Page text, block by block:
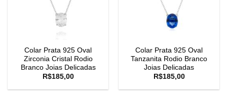
Colar Prata 925 Oval
Zirconia Cristal Rodio
Branco Joias Delicadas
R$185,00
Colar Prata 925 Oval
Tanzanita Rodio Branco
Joias Delicadas
R$185,00